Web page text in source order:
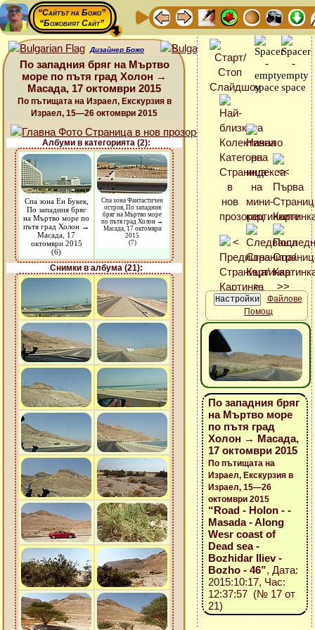
“Сайтът на Божо”
“Божовият Сайт”
Дизайнер Божо
По западния бряг на Мъртво
море по пътя град Холон →
Масада, 17 октомври 2015
По пътищата на Израел, Екскурзия в
Израел, 15—26 октомври 2015
Албуми в категорията (2):
Спа зона Ен Букек,
По западния бряг
на Мъртво море по
пътя град Холон →
Масада, 17
октомври 2015
(6)
Спа зона Фантастичен
остров, По западния
бряг на Мъртво море
по пътя град Холон →
Масада, 17 октомври
2015
(7)
Снимки в албума (21):
Файлове
Помощ
По западния бряг
на Мъртво море
по пътя град
Холон → Масада,
17 октомври 2015
По пътищата на
Израел, Екскурзия в
Израел, 15—26
октомври 2015
“Road - Holon - -
Masada - Along
Wesr coast of
Dead sea -
Bozhidar Iliev -
Bozho - 46”, Дата:
2015:10:17, Час:
12:37:57 (№ 17 от
21)